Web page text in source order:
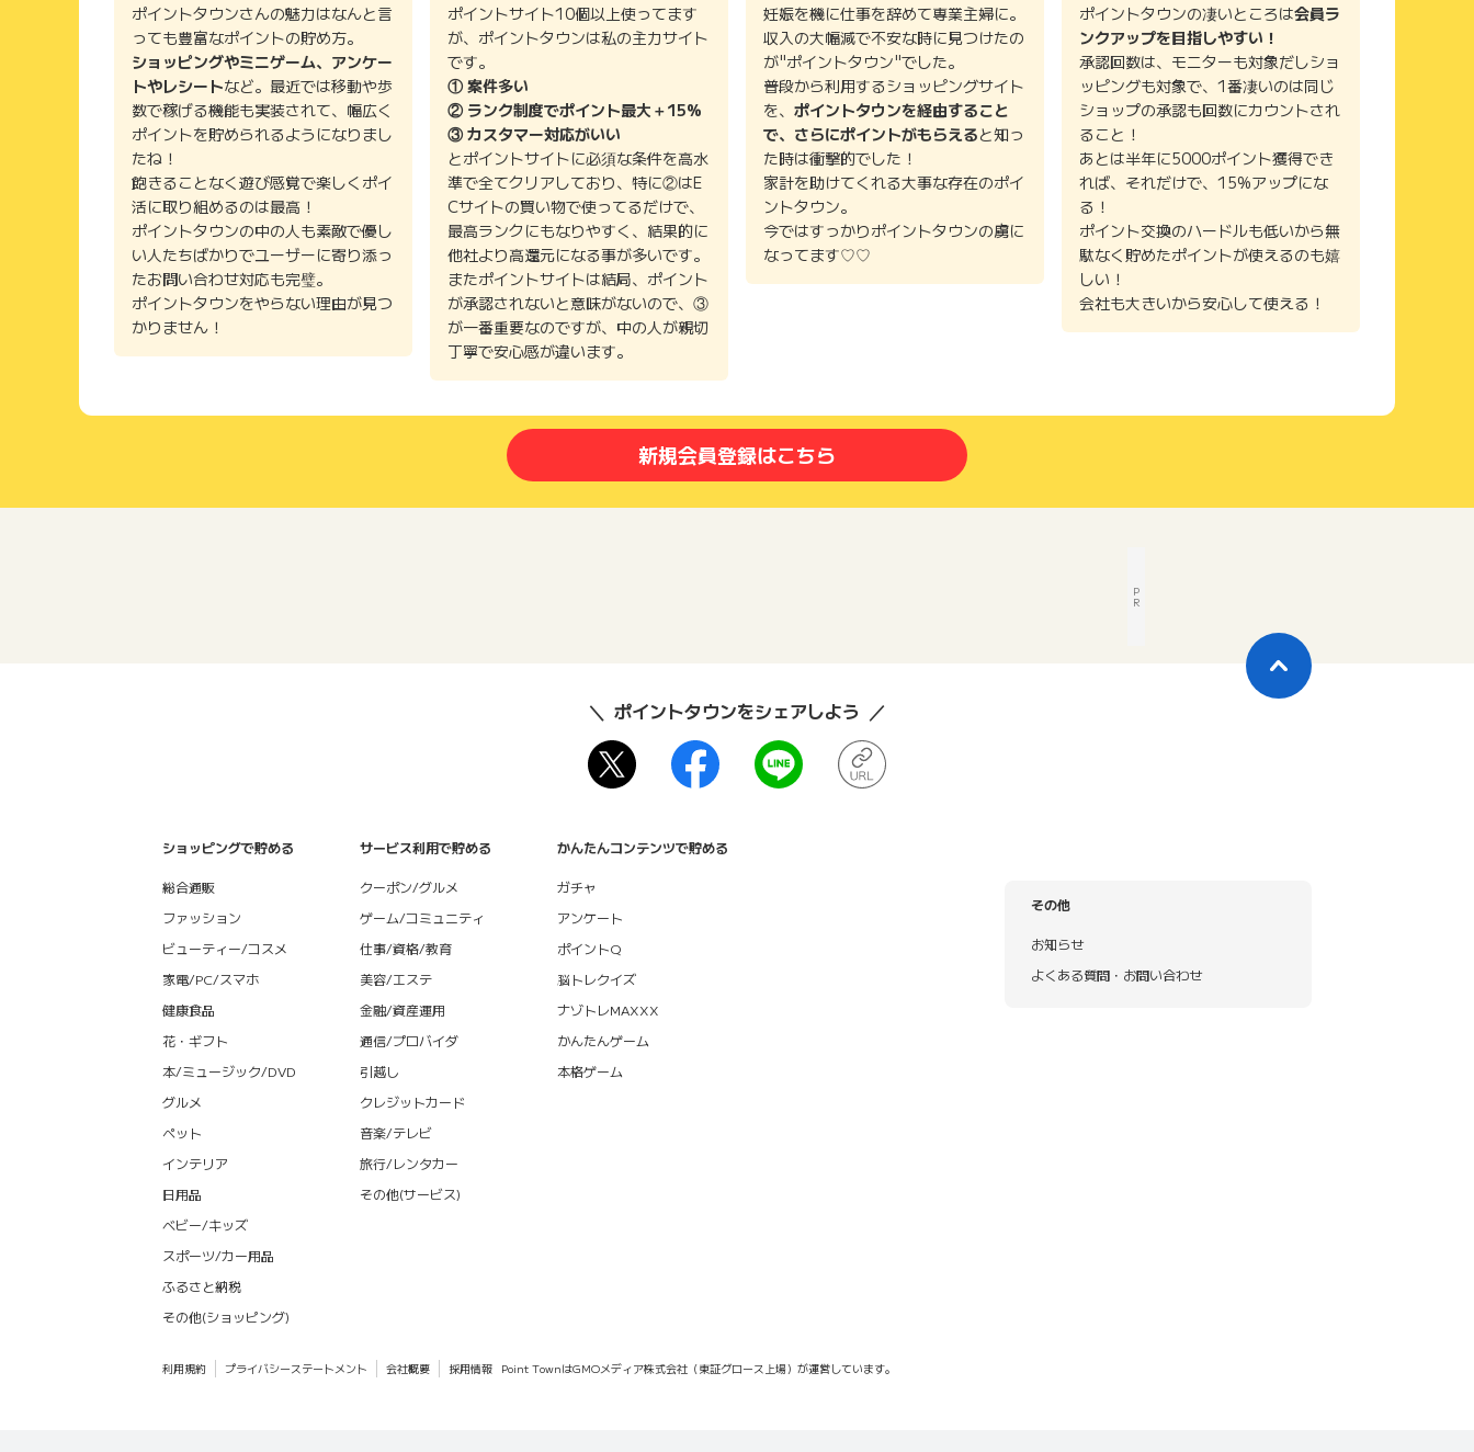
ポイントタウンさんの魅力はなんと言
っても豊富なポイントの貯め方。
ショッピングやミニゲーム、アンケー
トやレシートなど。最近では移動や歩
数で稼げる機能も実装されて、幅広く
ポイントを貯められるようになりまし
たね！
飽きることなく遊び感覚で楽しくポイ
活に取り組めるのは最高！
ポイントタウンの中の人も素敵で優し
い人たちばかりでユーザーに寄り添っ
たお問い合わせ対応も完璧。
ポイントタウンをやらない理由が見つ
かりません！
ポイントサイト10個以上使ってます
が、ポイントタウンは私の主力サイト
です。
① 案件多い
② ランク制度でポイント最大＋15%
③ カスタマー対応がいい
とポイントサイトに必須な条件を高水
準で全てクリアしており、特に②はE
Cサイトの買い物で使ってるだけで、
最高ランクにもなりやすく、結果的に
他社より高還元になる事が多いです。
またポイントサイトは結局、ポイント
が承認されないと意味がないので、③
が一番重要なのですが、中の人が親切
丁寧で安心感が違います。
妊娠を機に仕事を辞めて専業主婦に。
収入の大幅減で不安な時に見つけたの
が"ポイントタウン"でした。
普段から利用するショッピングサイト
を、 ポイントタウンを経由すること
で、さらにポイントがもらえると知っ
た時は衝撃的でした！
家計を助けてくれる大事な存在のポイ
ントタウン。
今ではすっかりポイントタウンの虜に
なってます♡♡
ポイントタウンの凄いところは会員ラ
ンクアップを目指しやすい！
承認回数は、モニターも対象だしショ
ッピングも対象で、1番凄いのは同じ
ショップの承認も回数にカウントされ
ること！
あとは半年に5000ポイント獲得でき
れば、それだけで、15%アップにな
る！
ポイント交換のハードルも低いから無
駄なく貯めたポイントが使えるのも嬉
しい！
会社も大きいから安心して使える！
新規会員登録はこちら
P
R
ポイントタウンをシェアしよう
ショッピングで貯める
総合通販
ファッション
ビューティー/コスメ
家電/PC/スマホ
健康食品
花・ギフト
本/ミュージック/DVD
グルメ
ペット
インテリア
日用品
ベビー/キッズ
スポーツ/カー用品
ふるさと納税
その他(ショッピング)
サービス利用で貯める
クーポン/グルメ
ゲーム/コミュニティ
仕事/資格/教育
美容/エステ
金融/資産運用
通信/プロバイダ
引越し
クレジットカード
音楽/テレビ
旅行/レンタカー
その他(サービス)
かんたんコンテンツで貯める
ガチャ
アンケート
ポイントQ
脳トレクイズ
ナゾトレMAXXX
かんたんゲーム
本格ゲーム
その他
お知らせ
よくある質問・お問い合わせ
利用規約 プライバシーステートメント 会社概要 採用情報 Point TownはGMOメディア株式会社（東証グロース上場）が運営しています。